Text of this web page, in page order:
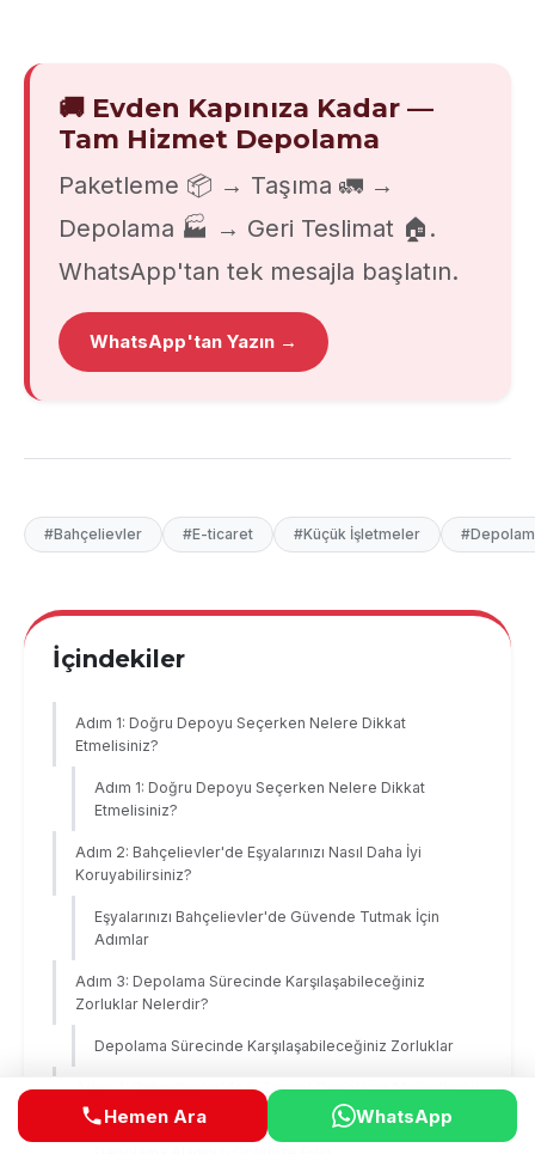
🚚 Evden Kapınıza Kadar —
Tam Hizmet Depolama
Paketleme 📦 → Taşıma 🚛 →
Depolama 🏭 → Geri Teslimat 🏠.
WhatsApp'tan tek mesajla başlatın.
WhatsApp'tan Yazın →
#Bahçelievler #E-ticaret #Küçük İşletmeler
İçindekiler
Adım 1: Doğru Depoyu Seçerken Nelere Dikkat
Etmelisiniz?
Adım 1: Doğru Depoyu Seçerken Nelere Dikkat
Etmelisiniz?
Adım 2: Bahçelievler'de Eşyalarınızı Nasıl Daha İyi
Koruyabilirsiniz?
Eşyalarınızı Bahçelievler'de Güvende Tutmak İçin
Adımlar
Adım 3: Depolama Sürecinde Karşılaşabileceğiniz
Zorluklar Nelerdir?
Depolama Sürecinde Karşılaşabileceğiniz Zorluklar
Adım 4: Bahçelievler'de E-Ticaret Depolama Maliyetlerini
Nasıl Azaltırsınız?
Hemen Ara WhatsApp